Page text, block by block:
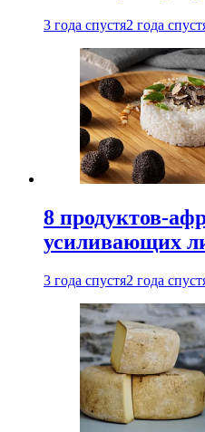
3 года спустя2 года
8 продуктов-
усиливающих
3 года спустя2 года